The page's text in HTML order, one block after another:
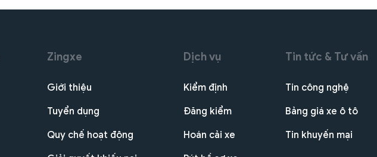
Zingxe
Giới thiệu
Tuyển dụng
Quy chế hoạt động
Dịch vụ
Kiểm định
Đăng kiểm
Hoán cải xe
Tin tức & Tư vấn
Tin công nghệ
Bảng giá xe ô tô
Tin khuyến mại